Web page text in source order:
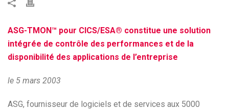
ASG-TMON™ pour CICS/ESA® constitue une solution
intégrée de contrôle des performances et de la
disponibilité des applications de l’entreprise
le 5 mars 2003
ASG, fournisseur de logiciels et de services aux 5000